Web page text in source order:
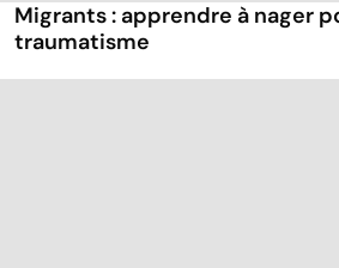
Migrants : apprendre à nager
traumatisme